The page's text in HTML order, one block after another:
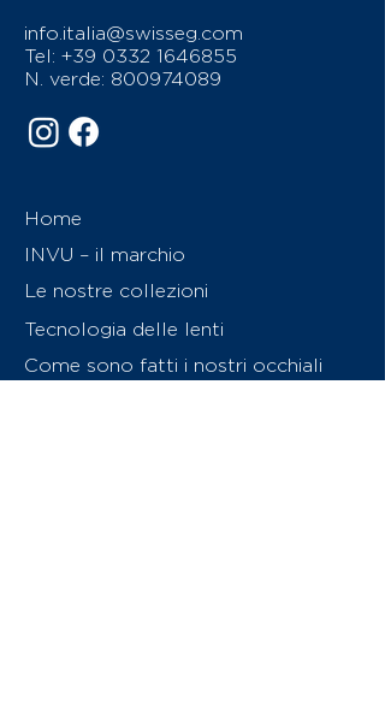
info.italia@swisseg.com
Tel: +39 0332 1646855
N. verde: 800974089
Home
INVU – il marchio
Le nostre collezioni
Tecnologia delle lenti
Come sono fatti i nostri occhiali